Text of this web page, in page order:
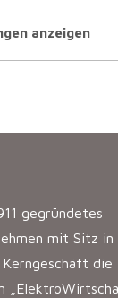
anzeigen
gegründetes
mit Sitz in
die